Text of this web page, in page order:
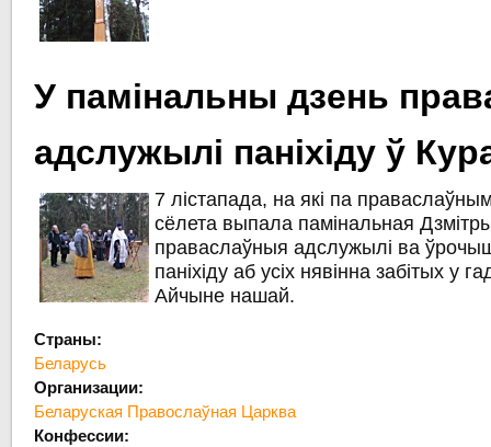
У памінальны дзень
адслужылі паніхіду ў
7 лістапада, на які па
сёлета выпала памінальная
праваслаўныя адслужылі ва
паніхіду аб усіх нявінна забітых у
Айчыне нашай.
Страны:
Беларусь
Организации:
Беларуская Правослаўная Царква
Конфессии: